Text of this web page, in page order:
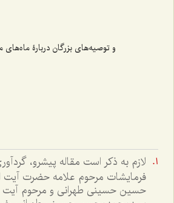
و توصیه‌های بزرگان دربارۀ
لازم به ذکر است مقاله پیشرو،
فرمایشات مرحوم علامه حضرت آیت
حسین حسینی طهرانی و مرحوم آیت